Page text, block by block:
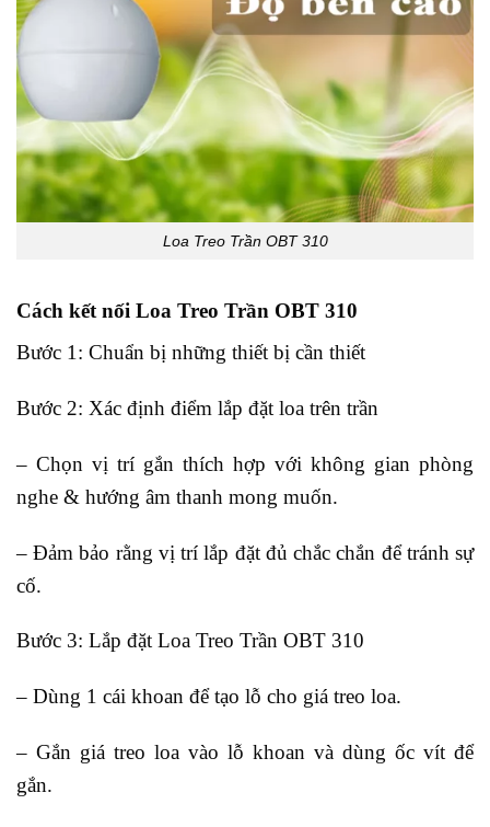
Loa Treo Trần OBT 310
Cách kết nối Loa Treo Trần OBT 310
Bước 1: Chuẩn bị những thiết bị cần thiết
Bước 2: Xác định điểm lắp đặt loa trên trần
– Chọn vị trí gắn thích hợp với không gian phòng
nghe & hướng âm thanh mong muốn.
– Đảm bảo rằng vị trí lắp đặt đủ chắc chắn để tránh sự
cố.
Bước 3: Lắp đặt Loa Treo Trần OBT 310
– Dùng 1 cái khoan để tạo lỗ cho giá treo loa.
– Gắn giá treo loa vào lỗ khoan và dùng ốc vít để
gắn.